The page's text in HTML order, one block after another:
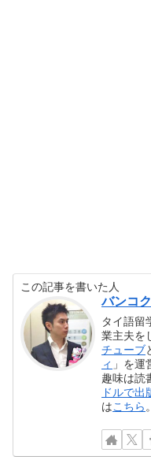
この記事を書いた人
バンコ
タイ語留
業主夫を
チューブ
ィ 」を運
趣味は読
ドルで出
はこちら 。